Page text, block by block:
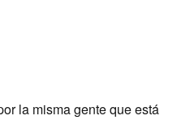
la misma gente que está